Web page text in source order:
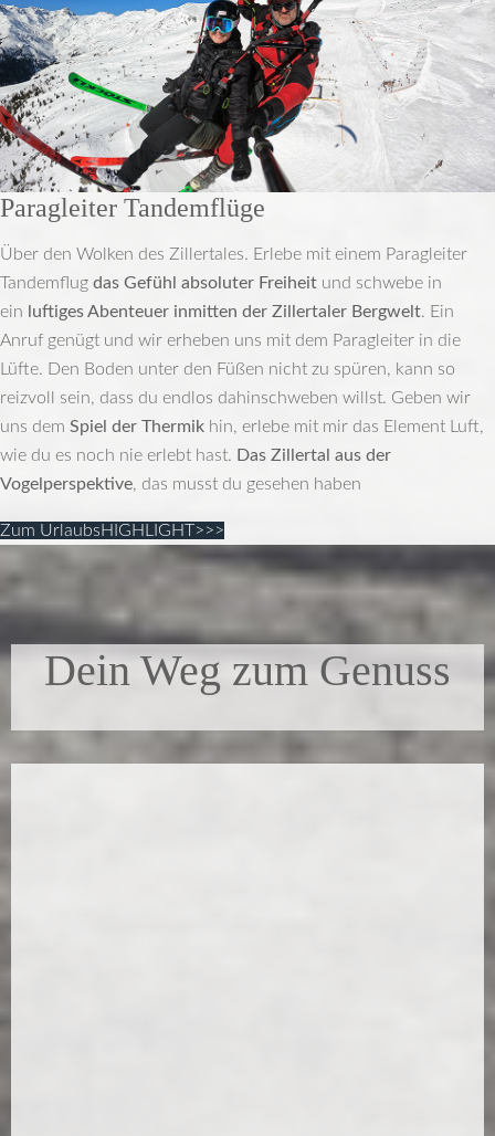
Paragleiter Tandemflüge
Über den Wolken des Zillertales. Erlebe mit einem Paragleiter
Tandemflug das Gefühl absoluter Freiheit und schwebe in
ein
luftiges Abenteuer inmitten der Zillertaler Bergwelt. Ein
Anruf genügt und wir erheben uns mit dem Paragleiter in die
Lüfte. Den Boden unter den Füßen nicht zu spüren, kann so
reizvoll sein, dass du endlos dahinschweben willst. Geben wir
uns dem Spiel der Thermik hin, erlebe mit mir das Element Luft,
wie du es noch nie erlebt hast. Das Zillertal aus der
Vogelperspektive, das musst du gesehen haben
Zum UrlaubsHIGHLIGHT>>>
Dein Weg zum Genuss